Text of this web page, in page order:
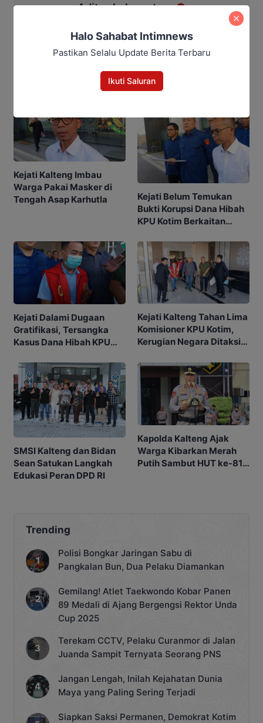
Aditya Lukmantoro
Berita Rekomendasi
Kejati Kalteng Imbau
Warga Pakai Masker di
Tengah Asap Karhutla
Kejati Belum Temukan
Bukti Korupsi Dana Hibah
KPU Kotim Berkaitan
Kejati Dalami Dugaan
Gratifikasi, Tersangka
Kasus Dana Hibah KPU
Kejati Kalteng Tahan Lima
Komisioner KPU Kotim,
Kerugian Negara Ditaksir
SMSI Kalteng dan Bidan
Sean Satukan Langkah
Edukasi Peran DPD RI
Kapolda Kalteng Ajak
Warga Kibarkan Merah
Putih Sambut HUT ke-81
Trending
Polisi Bongkar Jaringan Sabu di
Pangkalan Bun, Dua Pelaku Diamankan
Gemilang! Atlet Taekwondo Kobar Panen
89 Medali di Ajang Bergengsi Rektor Unda
Cup 2025
Terekam CCTV, Pelaku Curanmor di Jalan
Juanda Sampit Ternyata Seorang PNS
Jangan Lengah, Inilah Kejahatan Dunia
Maya yang Paling Sering Terjadi
Siapkan Saksi Permanen, Demokrat Kotim
Halo Sahabat Intimnews
Pastikan Selalu Update Berita Terbaru
Ikuti Saluran